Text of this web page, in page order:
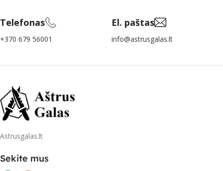
Telefonas
+370 679 56001
El. paštas
info@astrusgalas.lt
Astrusgalas.lt
Sekite mus